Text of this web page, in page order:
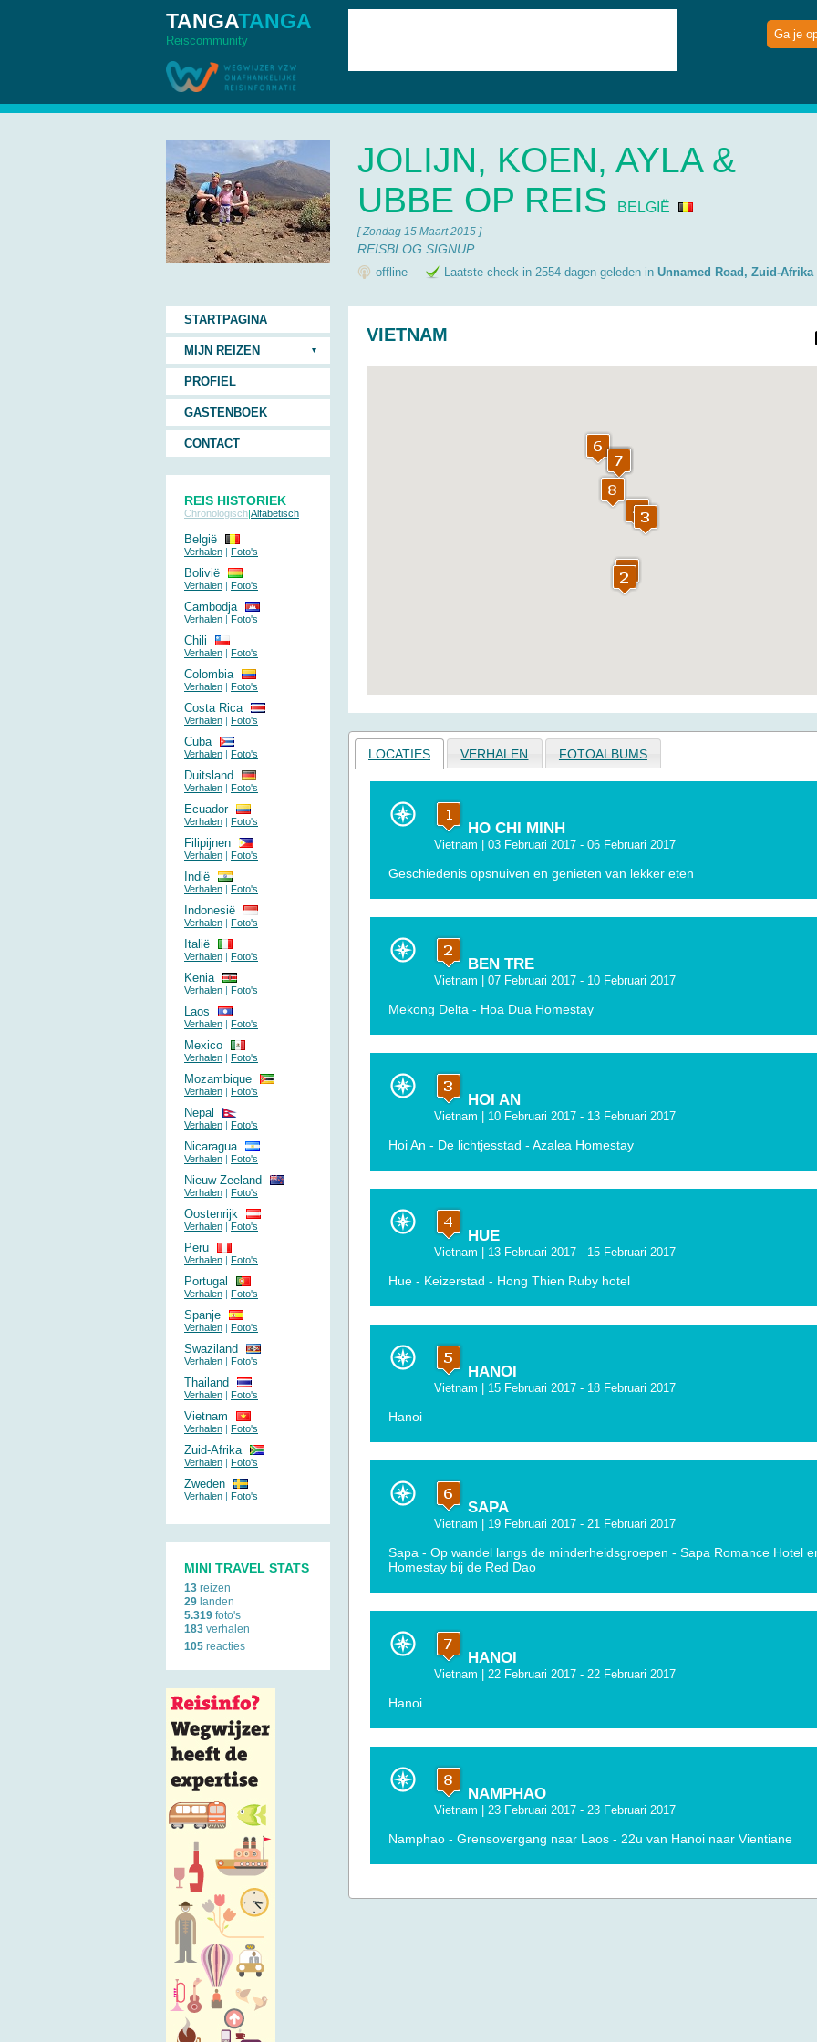
TANGATANGA
Reiscommunity Ga je
JOLIJN, KOEN, AYLA &
UBBE OP REIS
BELGIË
[ Zondag 15 Maart 2015 ]
REISBLOG SIGNUP
offline Laatste check-in 2554 dagen geleden in Unnamed Road, Zuid-Afrika
VIETNAM
LOCATIES VERHALEN FOTOALBUMS
HO CHI MINH
Vietnam | 03 Februari 2017 - 06 Februari 2017
Geschiedenis opsnuiven en genieten van lekker eten
BEN TRE
Vietnam | 07 Februari 2017 - 10 Februari 2017
Mekong Delta - Hoa Dua Homestay
HOI AN
Vietnam | 10 Februari 2017 - 13 Februari 2017
Hoi An - De lichtjesstad - Azalea Homestay
HUE
Vietnam | 13 Februari 2017 - 15 Februari 2017
Hue - Keizerstad - Hong Thien Ruby hotel
HANOI
Vietnam | 15 Februari 2017 - 18 Februari 2017
Hanoi
SAPA
Vietnam | 19 Februari 2017 - 21 Februari 2017
Sapa - Op wandel langs de minderheidsgroepen - Sapa Romance Hotel
Homestay bij de Red Dao
HANOI
Vietnam | 22 Februari 2017 - 22 Februari 2017
Hanoi
NAMPHAO
Vietnam | 23 Februari 2017 - 23 Februari 2017
Namphao - Grensovergang naar Laos - 22u van Hanoi naar Vientiane
STARTPAGINA
MIJN REIZEN
PROFIEL
GASTENBOEK
CONTACT
REIS HISTORIEK
Chronologisch|Alfabetisch
België
Verhalen | Foto's
Bolivië
Verhalen | Foto's
Cambodja
Verhalen | Foto's
Chili
Verhalen | Foto's
Colombia
Verhalen | Foto's
Costa Rica
Verhalen | Foto's
Cuba
Verhalen | Foto's
Duitsland
Verhalen | Foto's
Ecuador
Verhalen | Foto's
Filipijnen
Verhalen | Foto's
Indië
Verhalen | Foto's
Indonesië
Verhalen | Foto's
Italië
Verhalen | Foto's
Kenia
Verhalen | Foto's
Laos
Verhalen | Foto's
Mexico
Verhalen | Foto's
Mozambique
Verhalen | Foto's
Nepal
Verhalen | Foto's
Nicaragua
Verhalen | Foto's
Nieuw Zeeland
Verhalen | Foto's
Oostenrijk
Verhalen | Foto's
Peru
Verhalen | Foto's
Portugal
Verhalen | Foto's
Spanje
Verhalen | Foto's
Swaziland
Verhalen | Foto's
Thailand
Verhalen | Foto's
Vietnam
Verhalen | Foto's
Zuid-Afrika
Verhalen | Foto's
Zweden
Verhalen | Foto's
MINI TRAVEL STATS
13 reizen
29 landen
5.319 foto's
183 verhalen
105 reacties